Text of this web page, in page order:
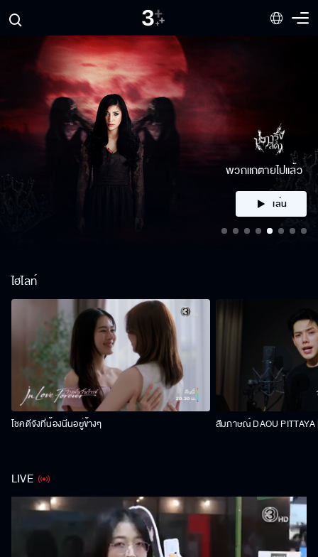
คลิก
ไฮไลท์
โชคดีจังที่น้องนีนอยู่ข้างๆ สัมภาษณ์ DAOU PITTAYA
LIVE